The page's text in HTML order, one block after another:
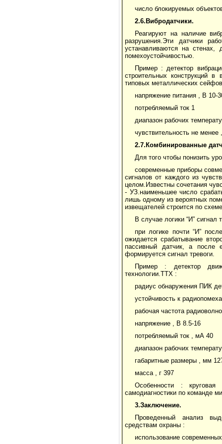
число блокируемых
2.6.Вибродатчики.
Реагируют на наличие
разрушения.Эти датчики
устанавливаются на стенах,
помехоустойчивостью.
Пример : детектор
строительных конструкций
типовых металлических
напряжение питания , В 10-
потребляемый ток 1
диапазон рабочих
чувствительность не
2.7.Комбинированные
Для того чтобы понизить
современные приборы
сигналов от каждого из
целом.Известны сочетания
- УЗ.наименьшее число
лишь одному из вероятных
извещателей строится по
В случае логики “И”
при логике почти “И”
ожидается срабатывание
пассивный датчик, а после
формируется сигнал тревоги.
Пример : детектор
технологии.ТТХ :
радиус обнаружения ПИК
устойчивость к
рабочая частота
напряжение , В 8.5-16
потребляемый ток , мА 40
диапазон рабочих
габаритные размеры , мм
масса , г 397
Особенности : круговая
самодиагностики по команде
3.Заключение.
Проведенный анализ
средствам охраны :
использование